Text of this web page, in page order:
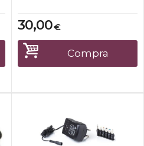
€
30,00
Compra